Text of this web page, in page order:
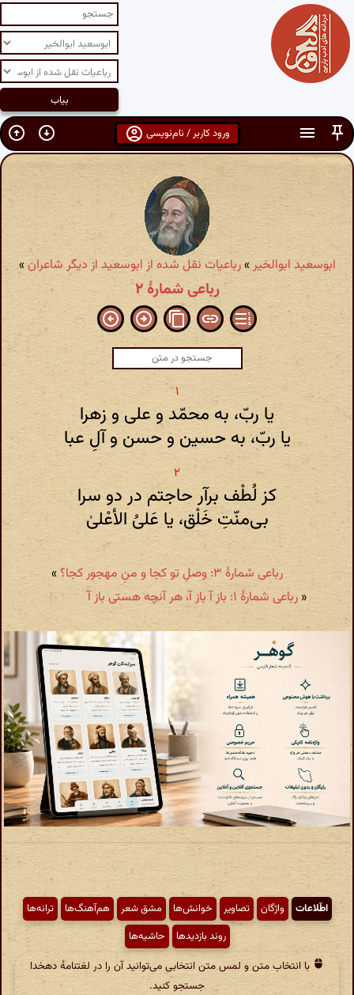
ورود کاربر / نام‌نویسی
ابوسعید ابوالخیر »رباعیات نقل شده از ابوسعید از دیگر شاعران»
رباعی شمارهٔ ۲
یا ربّ، به محمّد و علی و زهرا
یا ربّ، به حسین و حسن و آلِ عبا
کز لُطْف برآر حاجتم در دو سرا
بی‌منّتِ خَلْق، یا عَلیُ‌ الأعْلیٰ
رباعی شمارهٔ ۳: وصلِ تو کجا و منِ مهجور کجا؟
»
« رباعی شمارهٔ ۱: باز‌ آ باز‌ آ، هر آنچه هستی باز‌ آ
اطّلاعات واژگان تصاویر خوانش‌ها مشق شعر هم‌آهنگ‌ها
ترانه‌ها
روند بازدیدها
حاشیه‌ها
با انتخاب متن و لمس متن انتخابی می‌توانید آن را در لغتنامهٔ دهخدا
جستجو کنید.